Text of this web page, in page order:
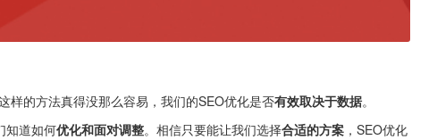
样的方法真得没那么容易，我们的SEO优化是否有效取决于数据。
知道如何优化和面对调整。相信只要能让我们选择合适的方案 ，SEO优化